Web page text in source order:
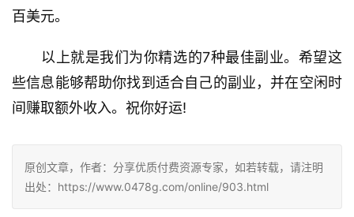
百美元。
以上就是我们为你精选的7种最佳副业。希望这
些信息能够帮助你找到适合自己的副业，并在空闲时
间赚取额外收入。祝你好运!
原创文章，作者：分享优质付费资源专家，如若转载，请注明
出处：https://www.0478g.com/online/903.html